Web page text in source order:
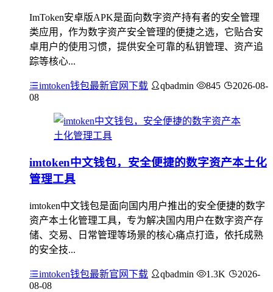
ImToken安卓版APK是面向数字资产持有者的安全管理
类应用，作为数字资产安全管理的便捷之选，它贴合安
卓用户的使用习惯，提供安全可靠的私钥管理、资产追
踪等核心...
imtoken钱包最新官网下载 qbadmin 845
2026-08-
08
imtoken中文钱包，安全便捷的数字资产本土化
管理工具
imtoken中文钱包是面向国内用户推出的安全便捷的数字
资产本土化管理工具，专为解决国内用户在数字资产存
储、交易、日常管理等场景的核心痛点打造，依托成熟
的安全技...
imtoken钱包最新官网下载 qbadmin 1.3K
2026-
08-08